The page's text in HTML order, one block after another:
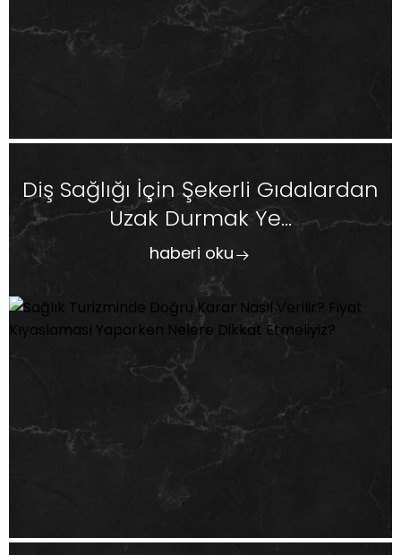
Diş Sağlığı İçin Şekerli Gıdalardan
Uzak Durmak Ye...
haberi oku